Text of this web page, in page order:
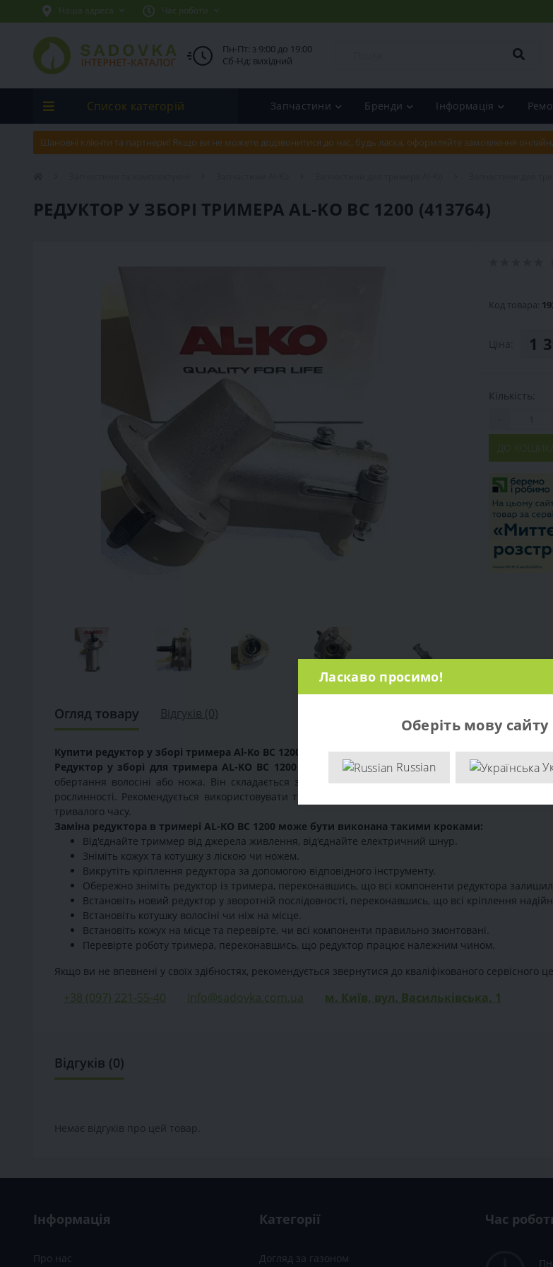
Наша адреса Час роботи
Пн-Пт: з 9:00 до 19:00
Сб-Нд: вихідний
Список категорій Запчастини Бренди Інформація
Шановні клієнти та партнери! Якщо ви не можете додзвонитися до нас, будь ласка, оформляйте замовлення
РЕДУКТОР У ЗБОРІ ТРИМЕРА AL-KO BC 1200 (413764)
Код товара:
1
Кількість:
ДО
Огляд товару Відгуків (0)
Купити редуктор у зборі тримера Al-Ko BC 1200
можна у сервісному центрі Садовка у місті Київ.
Редуктор у зборі для тримера AL-KO BC 1200 - це важлива запчастина, що відповідає за
обертання волосіні або ножа. Він складається з корпусу, шестерень та підшипників, та
рослинності. Рекомендується використовувати тільки оригінальні запчастини для тримера, щоб
тривалого часу.
Заміна редуктора в тримері AL-KO BC 1200 може бути виконана такими кроками:
Від'єднайте триммер від джерела живлення, від'єднайте електричний шнур.
Зніміть кожух та котушку з ліскою чи ножем.
Викрутіть кріплення редуктора за допомогою відповідного інструменту.
Обережно зніміть редуктор із тримера, переконавшись, що всі компоненти редуктора
Встановіть новий редуктор у зворотній послідовності, переконавшись, що всі кріплення
Встановіть котушку волосіні чи ніж на місце.
Встановіть кожух на місце та перевірте, чи всі компоненти правильно змонтовані.
Перевірте роботу тримера, переконавшись, що редуктор працює належним чином.
Якщо ви не впевнені у своїх здібностях, рекомендується звернутися до кваліфікованого сервісного
+38 (097) 221-55-40 info@sadovka.com.ua м. Київ, вул. Васильківська, 1
Відгуків (0)
Немає відгуків про цей товар.
Інформація
Про нас
Категорії
Догляд за газоном
Час
Ласкаво просимо!
Оберіть мову сайту
Russian